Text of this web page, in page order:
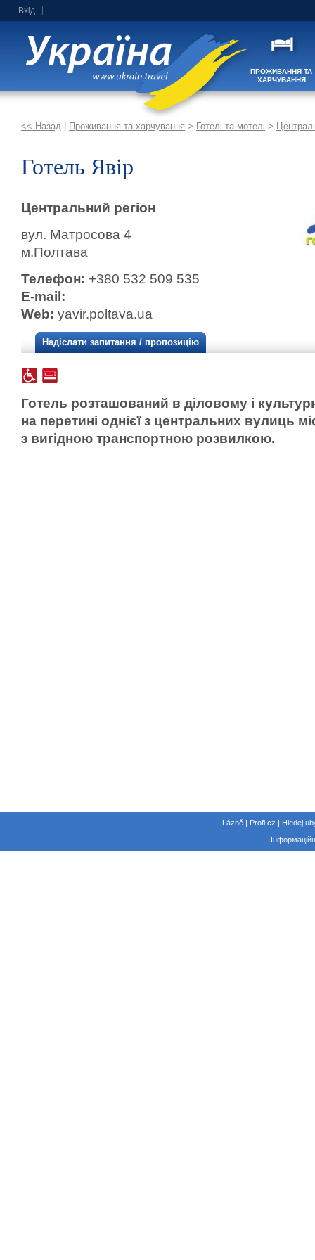
Вхід
ПРОЖИВАННЯ ТА
ХАРЧУВАННЯ
<< Назад Проживання та харчування > Готелі та мотелі >
Готель Явір
Центральний регіон
вул. Матросова 4
м.Полтава
Телефон: +380 532 509 535
E-mail:
Web: yavir.poltava.ua
Надіслати запитання / пропозицію
Готель розташований в діловому і
на перетині однієї з центральних вулиць
з вигідною транспортною розвилкою.
Lázně | Profi.cz | Hledej